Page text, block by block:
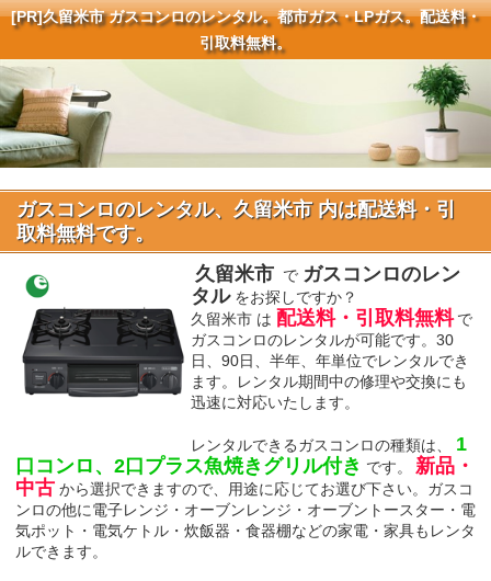
[PR]久留米市 ガスコンロのレンタル。都市ガス・LPガス。配送料・
引取料無料。
ガスコンロのレンタル、久留米市 内は配送料・引
取料無料です。
久留米市 で ガスコンロのレン
タル をお探しですか？
久留米市 は 配送料・引取料無料 で
ガスコンロのレンタルが可能です。30
日、90日、半年、年単位でレンタルでき
ます。レンタル期間中の修理や交換にも
迅速に対応いたします。
レンタルできるガスコンロの種類は、
1
口コンロ、2口プラス魚焼きグリル付き です。
新品・
中古 から選択できますので、用途に応じてお選び下さい。ガスコ
ンロの他に電子レンジ・オーブンレンジ・オーブントースター・電
気ポット・電気ケトル・炊飯器・食器棚などの家電・家具もレンタ
ルできます。